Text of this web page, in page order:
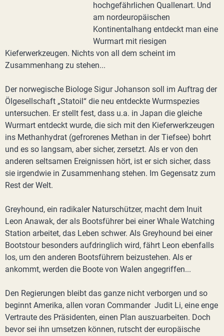
hochgefährlichen Quallenart. Und
am nordeuropäischen
Kontinentalhang entdeckt man eine
Wurmart mit riesigen
Kieferwerkzeugen. Nichts von all dem scheint im
Zusammenhang zu stehen...
Der norwegische Biologe Sigur Johanson soll im Auftrag der
Ölgesellschaft „Statoil“ die neu entdeckte Wurmspezies
untersuchen. Er stellt fest, dass u.a. in Japan die gleiche
Wurmart entdeckt wurde, die sich mit den Kieferwerkzeugen
ins Methanhydrat (gefrorenes Methan in der Tiefsee) bohrt
und es so langsam, aber sicher, zersetzt. Als er von den
anderen seltsamen Ereignissen hört, ist er sich sicher, dass
sie irgendwie in Zusammenhang stehen. Im Gegensatz zum
Rest der Welt.
Greyhound, ein radikaler Naturschützer, macht dem Inuit
Leon Anawak, der als Bootsführer bei einer Whale Watching
Station arbeitet, das Leben schwer. Als Greyhound bei einer
Bootstour besonders aufdringlich wird, fährt Leon ebenfalls
los, um den anderen Bootsführern beizustehen. Als er
ankommt, werden die Boote von Walen angegriffen...
Den Regierungen bleibt das ganze nicht verborgen und so
beginnt Amerika, allen voran Commander Judit Li, eine enge
Vertraute des Präsidenten, einen Plan auszuarbeiten. Doch
bevor sei ihn umsetzen können, rutscht der europäische